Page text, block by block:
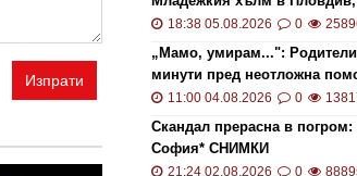
Изпрати
хомофобски мотив
18:38 05.08.2026 0
„Мамо, умирам...":
минути пред неотложна
11:00 04.08.2026 0
Скандал прерасна в погром:
София* СНИМКИ
21:24 02.08.2026 0